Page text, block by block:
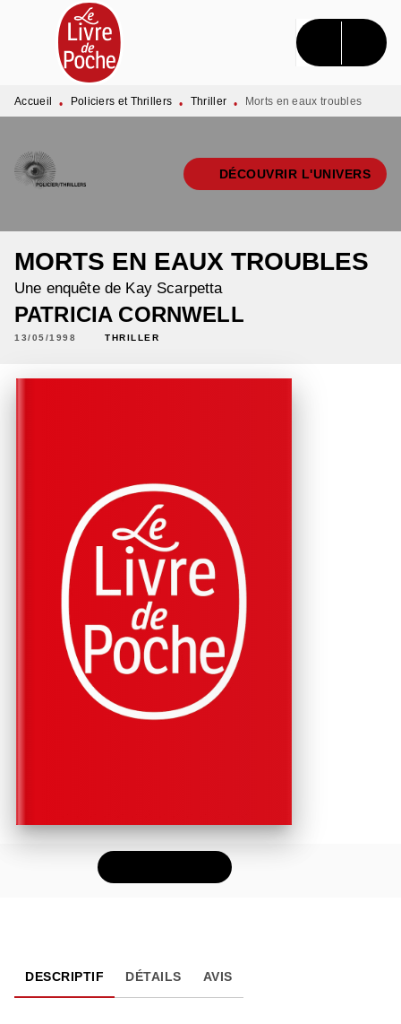
MENU RECHERCHE CONTENU
PIED DE PAGE
Accueil • Policiers et Thrillers • Thriller • Morts en eaux troubles
DÉCOUVRIR L'UNIVERS
MORTS EN EAUX TROUBLES
Une enquête de Kay Scarpetta
PATRICIA CORNWELL
13/05/1998 THRILLER
DESCRIPTIF DÉTAILS AVIS